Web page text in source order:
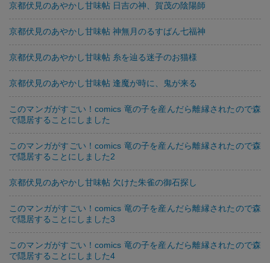
京都伏見のあやかし甘味帖 日吉の神、賀茂の陰陽師
京都伏見のあやかし甘味帖 神無月のるすばん七福神
京都伏見のあやかし甘味帖 糸を辿る迷子のお猫様
京都伏見のあやかし甘味帖 逢魔が時に、鬼が来る
このマンガがすごい！comics 竜の子を産んだら離縁されたので森
で隠居することにしました
このマンガがすごい！comics 竜の子を産んだら離縁されたので森
で隠居することにしました2
京都伏見のあやかし甘味帖 欠けた朱雀の御石探し
このマンガがすごい！comics 竜の子を産んだら離縁されたので森
で隠居することにしました3
このマンガがすごい！comics 竜の子を産んだら離縁されたので森
で隠居することにしました4